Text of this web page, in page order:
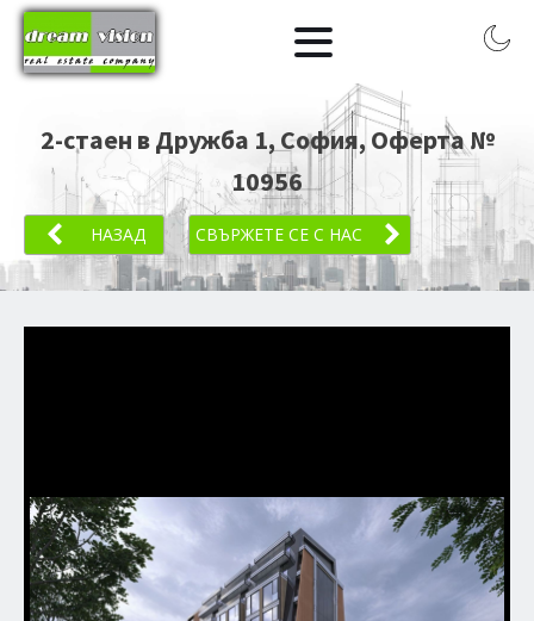
2-стаен в Дружба 1, София, Оферта №
10956
НАЗАД СВЪРЖЕТЕ СЕ С НАС